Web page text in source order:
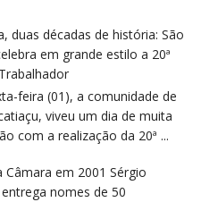
duas décadas de história: São
em grande estilo a 20ª
feira (01), a comunidade de
viveu um dia de muita
com a realização da 20ª ...
Câmara em 2001 Sérgio
nomes de 50